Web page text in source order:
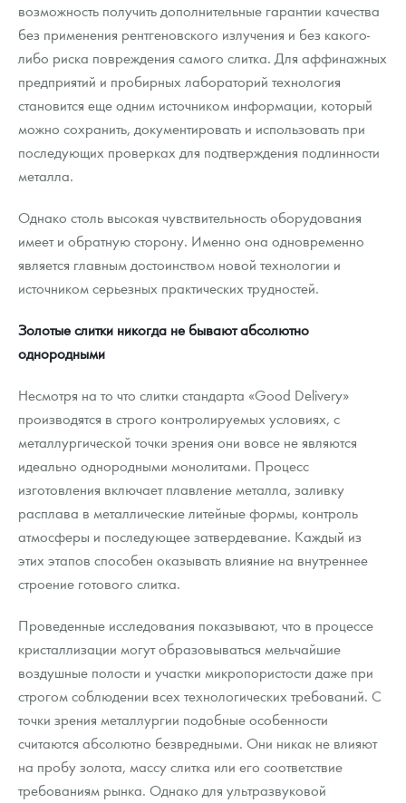
возможность получить дополнительные гарантии качества
без применения рентгеновского излучения и без какого-
либо риска повреждения самого слитка. Для аффинажных
предприятий и пробирных лабораторий технология
становится еще одним источником информации, который
можно сохранить, документировать и использовать при
последующих проверках для подтверждения подлинности
металла.
Однако столь высокая чувствительность оборудования
имеет и обратную сторону. Именно она одновременно
является главным достоинством новой технологии и
источником серьезных практических трудностей.
Золотые слитки никогда не бывают абсолютно
однородными
Несмотря на то что слитки стандарта «Good Delivery»
производятся в строго контролируемых условиях, с
металлургической точки зрения они вовсе не являются
идеально однородными монолитами. Процесс
изготовления включает плавление металла, заливку
расплава в металлические литейные формы, контроль
атмосферы и последующее затвердевание. Каждый из
этих этапов способен оказывать влияние на внутреннее
строение готового слитка.
Проведенные исследования показывают, что в процессе
кристаллизации могут образовываться мельчайшие
воздушные полости и участки микропористости даже при
строгом соблюдении всех технологических требований. С
точки зрения металлургии подобные особенности
считаются абсолютно безвредными. Они никак не влияют
на пробу золота, массу слитка или его соответствие
требованиям рынка. Однако для ультразвуковой